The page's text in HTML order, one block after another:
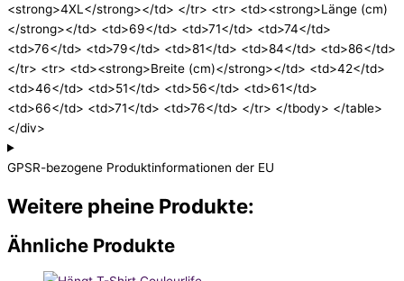
<strong>4XL</strong></td> </tr> <tr> <td><strong>Länge (cm)
</strong></td> <td>69</td> <td>71</td> <td>74</td>
<td>76</td> <td>79</td> <td>81</td> <td>84</td> <td>86</td>
</tr> <tr> <td><strong>Breite (cm)</strong></td> <td>42</td>
<td>46</td> <td>51</td> <td>56</td> <td>61</td>
<td>66</td> <td>71</td> <td>76</td> </tr> </tbody> </table>
</div>
GPSR-bezogene Produktinformationen der EU
Weitere pheine Produkte:
Ähnliche Produkte